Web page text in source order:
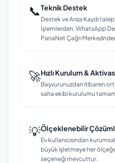
📞Teknik Destek
Destek ve Arıza Kaydı
İşlemlerden, WhatsApp
PanaNet Çağrı
🚀Hızlı Kurulum &
Başvurunuzdan itibaren
saha ekibi kurulumu
💡Ölçeklenebilir
Ev kullanıcısından
büyük işletmeye her
seçeneği mevcuttur.